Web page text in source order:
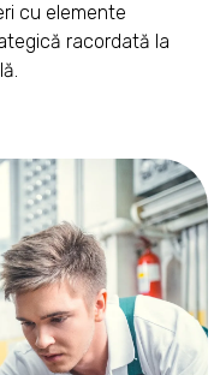
cu elemente
racordată la